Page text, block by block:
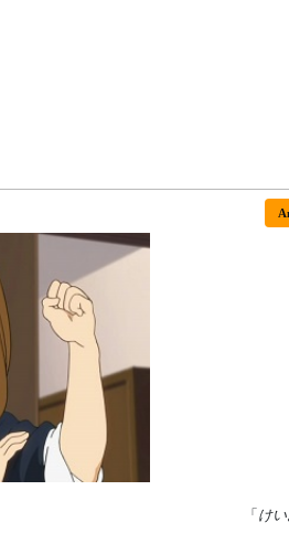
「 け